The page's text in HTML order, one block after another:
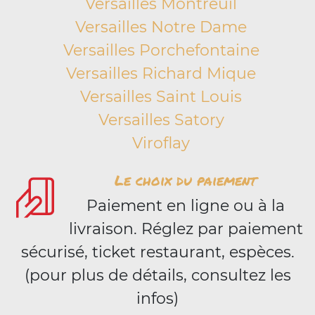
Versailles Montreuil
Versailles Notre Dame
Versailles Porchefontaine
Versailles Richard Mique
Versailles Saint Louis
Versailles Satory
Viroflay
Le choix du paiement
Paiement en ligne ou à la
livraison. Réglez par paiement
sécurisé, ticket restaurant, espèces.
(pour plus de détails, consultez les
infos)